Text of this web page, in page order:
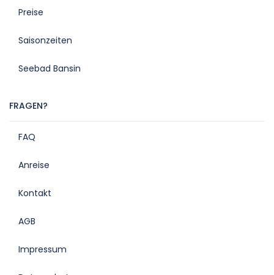
Preise
Saisonzeiten
Seebad Bansin
FRAGEN?
FAQ
Anreise
Kontakt
AGB
Impressum